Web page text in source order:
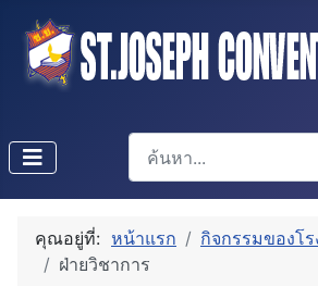
การค้นหา
Type 2 or more
คุณอยู่ที่: หน้าแรก
กิจกรรมของโร
ฝ่ายวิชาการ